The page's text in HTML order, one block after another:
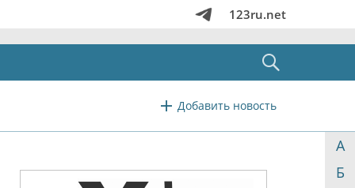
123ru.net
Добавить новость
А
Б